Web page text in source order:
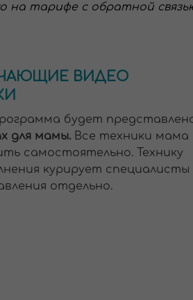
ДИНАМИКИ И
ПРОГРАММЫ
и дальнейшим